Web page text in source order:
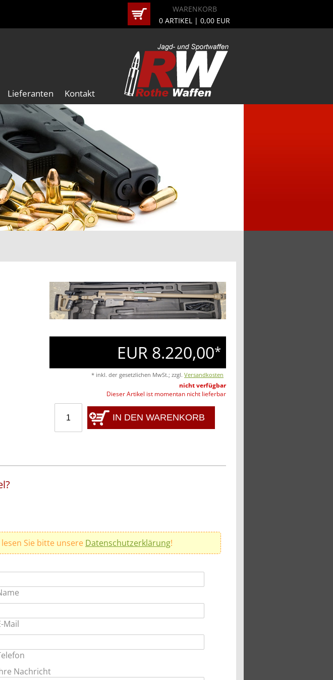
WARENKORB
0 ARTIKEL | 0,00 EUR
Lieferanten Kontakt
EUR 8.220,00*
* inkl. der gesetzlichen MwSt.; zzgl. Versandkosten
nicht verfügbar
Dieser Artikel ist momentan nicht lieferbar
IN DEN WARENKORB
Sie bitte unsere Datenschutzerklärung!
Mail
Nachricht